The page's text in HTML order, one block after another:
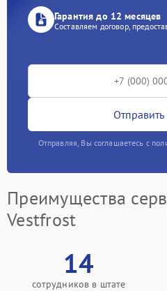
Гарантия до 12 месяцев
Составляем договор,
Отправить
Отправляя, Вы соглашаетесь с
Преимущества
Vestfrost
14
сотрудников в штате